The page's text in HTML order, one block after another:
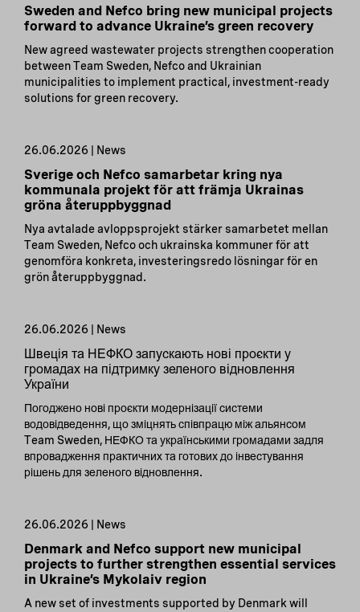
Sweden and Nefco bring new municipal projects
forward to advance Ukraine’s green recovery
New agreed wastewater projects strengthen cooperation
between Team Sweden, Nefco and Ukrainian
municipalities to implement practical, investment-ready
solutions for green recovery.
26.06.2026 | News
Sverige och Nefco samarbetar kring nya
kommunala projekt för att främja Ukrainas
gröna återuppbyggnad
Nya avtalade avloppsprojekt stärker samarbetet mellan
Team Sweden, Nefco och ukrainska kommuner för att
genomföra konkreta, investeringsredo lösningar för en
grön återuppbyggnad.
26.06.2026 | News
Швеція та НЕФКО запускають нові проєкти у
громадах на підтримку зеленого відновлення
України
Погоджено нові проєкти модернізації системи
водовідведення, що зміцнять співпрацю між альянсом
Team Sweden, НЕФКО та українськими громадами задля
впровадження практичних та готових до інвестування
рішень для зеленого відновлення.
26.06.2026 | News
Denmark and Nefco support new municipal
projects to further strengthen essential services
in Ukraine’s Mykolaiv region
A new set of investments supported by Denmark will